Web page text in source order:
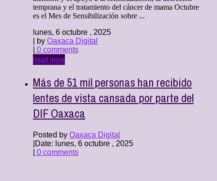
temprana y el tratamiento del cáncer de mama Octubre
es el Mes de Sensibilización sobre ...
lunes, 6 octubre , 2025
| by Oaxaca Digital
0 comments
Read more
Más de 51 mil personas han recibido
lentes de vista cansada por parte del
DIF Oaxaca
Posted by Oaxaca Digital
Date: lunes, 6 octubre , 2025
0 comments